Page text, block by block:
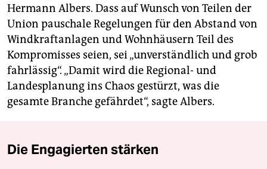
Hermann Albers. Dass auf Wunsch von Teilen der
Union pauschale Regelungen für den Abstand von
Windkraftanlagen und Wohnhäusern Teil des
Kompromisses seien, sei „unverständlich und grob
fahrlässig“. „Damit wird die Regional- und
Landesplanung ins Chaos gestürzt, was die
gesamte Branche gefährdet“, sagte Albers.
Die Engagierten stärken